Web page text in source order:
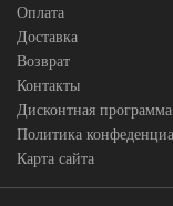
Оплата
Доставка
Возврат
Контакты
Дисконтная программа
Политика
Карта сайта